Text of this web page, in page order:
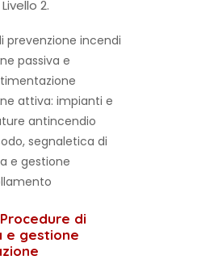
2.
prevenzione incendi
passiva e
attiva: impianti e
antincendio
segnaletica di
e gestione
di
e gestione